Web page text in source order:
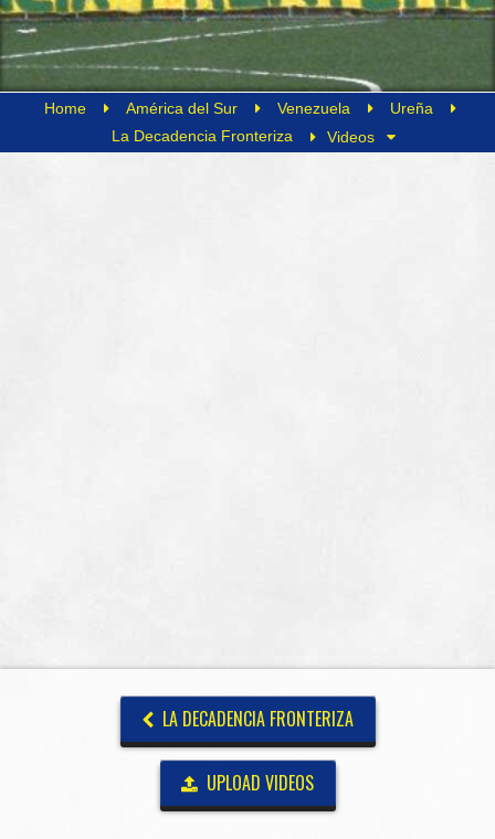
Home América del Sur Venezuela
Ureña
La Decadencia Fronteriza
Videos
LA DECADENCIA FRONTERIZA
UPLOAD VIDEOS